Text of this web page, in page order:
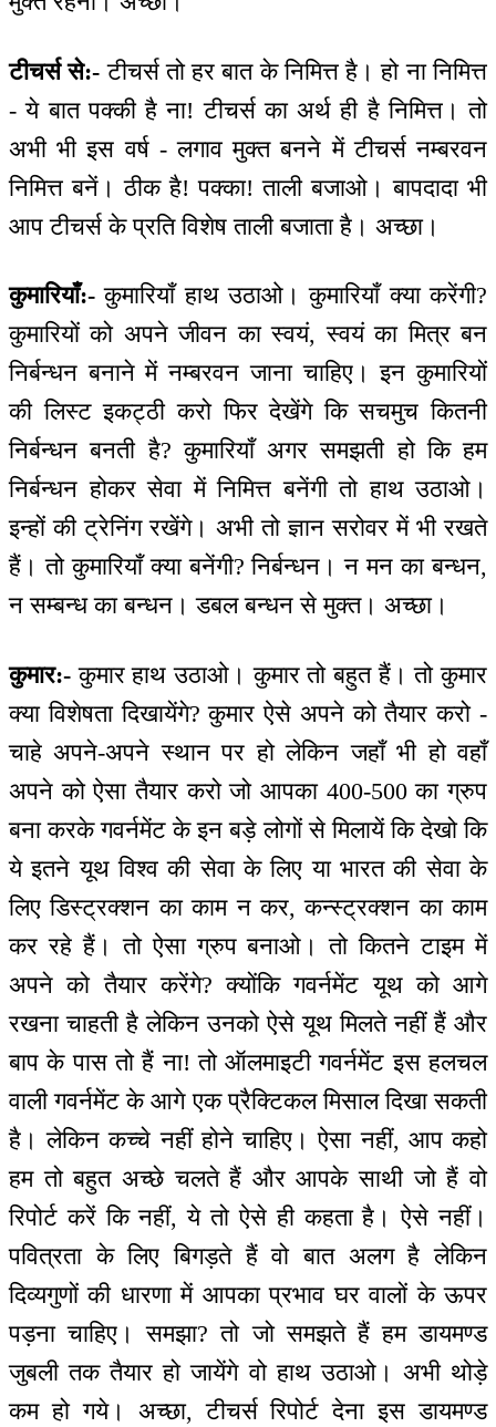
टीचर्स से:- टीचर्स तो हर बात के निमित्त है। हो ना निमित्त
- ये बात पक्की है ना! टीचर्स का अर्थ ही है निमित्त। तो
अभी भी इस वर्ष - लगाव मुक्त बनने में टीचर्स नम्बरवन
निमित्त बनें। ठीक है! पक्का! ताली बजाओ। बापदादा भी
आप टीचर्स के प्रति विशेष ताली बजाता है। अच्छा।
कुमारियाँ:- कुमारियाँ हाथ उठाओ। कुमारियाँ क्या करेंगी?
कुमारियों को अपने जीवन का स्वयं, स्वयं का मित्र बन
निर्बन्धन बनाने में नम्बरवन जाना चाहिए। इन कुमारियों
की लिस्ट इकट्ठी करो फिर देखेंगे कि सचमुच कितनी
निर्बन्धन बनती है? कुमारियाँ अगर समझती हो कि हम
निर्बन्धन होकर सेवा में निमित्त बनेंगी तो हाथ उठाओ।
इन्हों की ट्रेनिंग रखेंगे। अभी तो ज्ञान सरोवर में भी रखते
हैं। तो कुमारियाँ क्या बनेंगी? निर्बन्धन। न मन का बन्धन,
न सम्बन्ध का बन्धन। डबल बन्धन से मुक्त। अच्छा।
कुमार:- कुमार हाथ उठाओ। कुमार तो बहुत हैं। तो कुमार
क्या विशेषता दिखायेंगे? कुमार ऐसे अपने को तैयार करो -
चाहे अपने-अपने स्थान पर हो लेकिन जहाँ भी हो वहाँ
अपने को ऐसा तैयार करो जो आपका 400-500 का ग्रुप
बना करके गवर्नमेंट के इन बड़े लोगों से मिलायें कि देखो कि
ये इतने यूथ विश्व की सेवा के लिए या भारत की सेवा के
लिए डिस्ट्रक्शन का काम न कर, कन्स्ट्रक्शन का काम
कर रहे हैं। तो ऐसा ग्रुप बनाओ। तो कितने टाइम में
अपने को तैयार करेंगे? क्योंकि गवर्नमेंट यूथ को आगे
रखना चाहती है लेकिन उनको ऐसे यूथ मिलते नहीं हैं और
बाप के पास तो हैं ना! तो ऑलमाइटी गवर्नमेंट इस हलचल
वाली गवर्नमेंट के आगे एक प्रैक्टिकल मिसाल दिखा सकती
है। लेकिन कच्चे नहीं होने चाहिए। ऐसा नहीं, आप कहो
हम तो बहुत अच्छे चलते हैं और आपके साथी जो हैं वो
रिपोर्ट करें कि नहीं, ये तो ऐसे ही कहता है। ऐसे नहीं।
पवित्रता के लिए बिगड़ते हैं वो बात अलग है लेकिन
दिव्यगुणों की धारणा में आपका प्रभाव घर वालों के ऊपर
पड़ना चाहिए। समझा? तो जो समझते हैं हम डायमण्ड
जुबली तक तैयार हो जायेंगे वो हाथ उठाओ। अभी थोड़े
कम हो गये। अच्छा, टीचर्स रिपोर्ट देना इस डायमण्ड